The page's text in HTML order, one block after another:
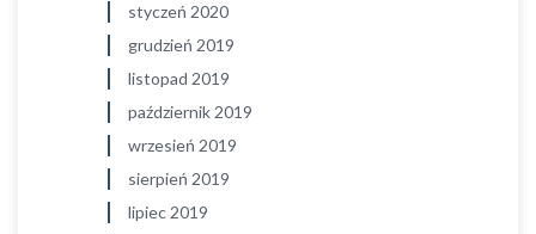
styczeń 2020
grudzień 2019
listopad 2019
październik 2019
wrzesień 2019
sierpień 2019
lipiec 2019